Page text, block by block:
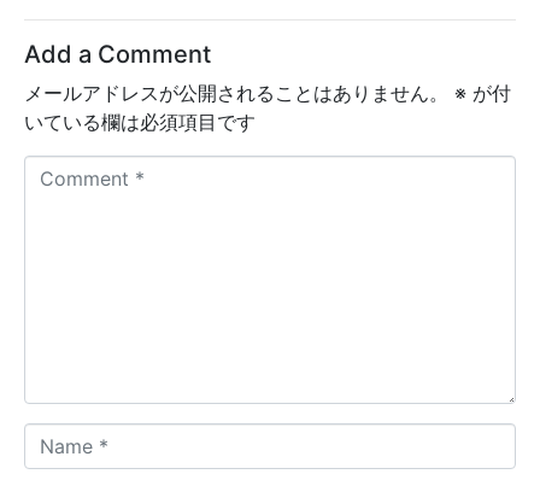
Add a Comment
メールアドレスが公開されることはありません。 ※ が付
いている欄は必須項目です
a